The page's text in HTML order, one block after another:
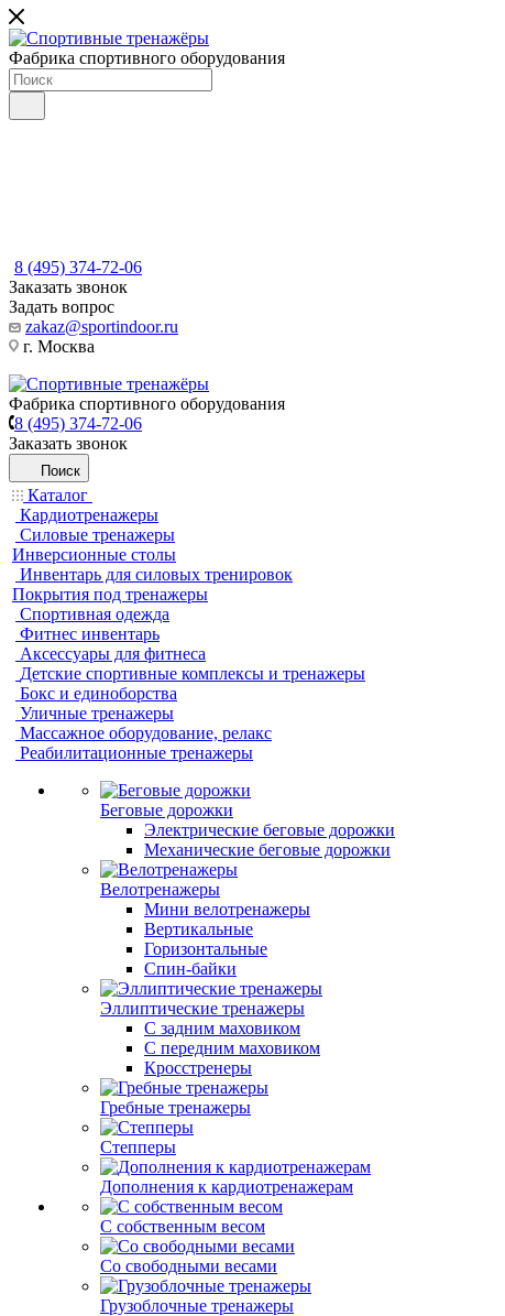
Фабрика спортивного оборудования
8 (495) 374-72-06
Заказать звонок
Задать вопрос
zakaz@sportindoor.ru
г. Москва
Фабрика спортивного оборудования
8 (495) 374-72-06
Заказать звонок
Поиск
Каталог
Кардиотренажеры
Силовые тренажеры
Инверсионные столы
Инвентарь для силовых тренировок
Покрытия под тренажеры
Спортивная одежда
Фитнес инвентарь
Аксессуары для фитнеса
Детские спортивные комплексы и тренажеры
Бокс и единоборства
Уличные тренажеры
Массажное оборудование, релакс
Реабилитационные тренажеры
Беговые дорожки
Электрические беговые дорожки
Механические беговые дорожки
Велотренажеры
Мини велотренажеры
Вертикальные
Горизонтальные
Спин-байки
Эллиптические тренажеры
С задним маховиком
С передним маховиком
Кросстренеры
Гребные тренажеры
Степперы
Дополнения к кардиотренажерам
С собственным весом
Со свободными весами
Грузоблочные тренажеры